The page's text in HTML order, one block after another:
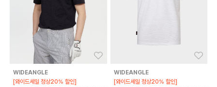
WIDEANGLE
[와이드세일 정상20% 할인]
WIDEANGLE
[와이드세일 정상20% 할인]